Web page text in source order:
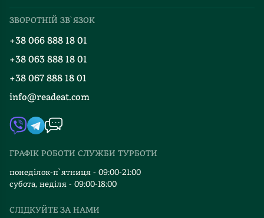
Про нас
Добірки
Блог
Події
Книгарні
Контакти
Автори
Видавництва
Відгуки та оцінка RDT
ЗВОРОТНІЙ ЗВ`ЯЗОК
+38 066 888 18 01
+38 063 888 18 01
+38 067 888 18 01
info@readeat.com
ГРАФІК РОБОТИ СЛУЖБИ ТУРБОТИ
понеділок-п`ятниця - 09:00-21:00
субота, неділя - 09:00-18:00
СЛІДКУЙТЕ ЗА НАМИ